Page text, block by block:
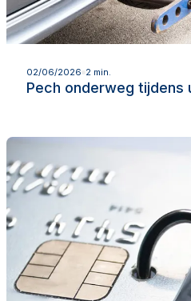
02/06/2026 2 min.
Pech onderweg tijdens
Lees meer